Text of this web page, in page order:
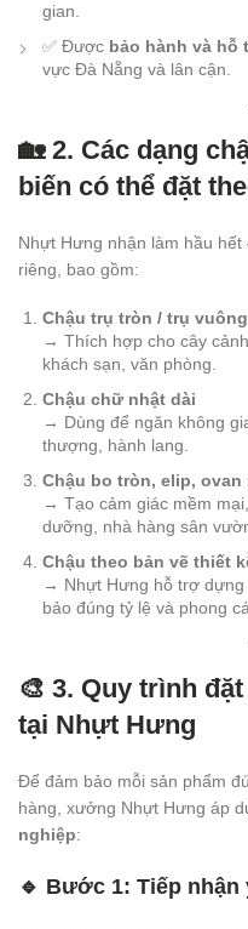
gian.
✅ Được bảo hành và hỗ
vực Đà Nẵng và lân cận.
🏡 2. Các dạng
biến có thể đặt
Nhựt Hưng nhận làm hầu
riêng, bao gồm:
Chậu trụ tròn / trụ vuông
→ Thích hợp cho cây
khách sạn, văn phòng.
Chậu chữ nhật dài
→ Dùng để ngăn không
thượng, hành lang.
Chậu bo tròn, elip, ovan
→ Tạo cảm giác mềm
dưỡng, nhà hàng sân
Chậu theo bản vẽ thiết
→ Nhựt Hưng hỗ trợ dựng
bảo đúng tỷ lệ và phong
🎨 3. Quy trình
tại Nhựt Hưng
Để đảm bảo mỗi sản phẩm
hàng, xưởng Nhựt Hưng áp
nghiệp:
🔹 Bước 1: Tiếp nhận